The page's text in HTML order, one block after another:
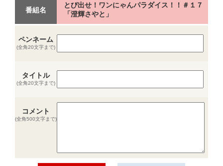
番組名
とび出せ！ワンにゃんパラダイス！！＃１７
「澄輝さやと」
ペンネーム
(全角20文字まで)
タイトル
(全角20文字まで)
コメント
(全角500文字まで)